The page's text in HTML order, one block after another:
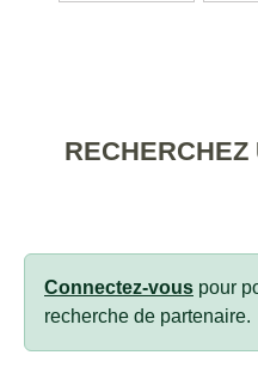
RECHERCHEZ
Connectez-vous pour
recherche de partenaire.